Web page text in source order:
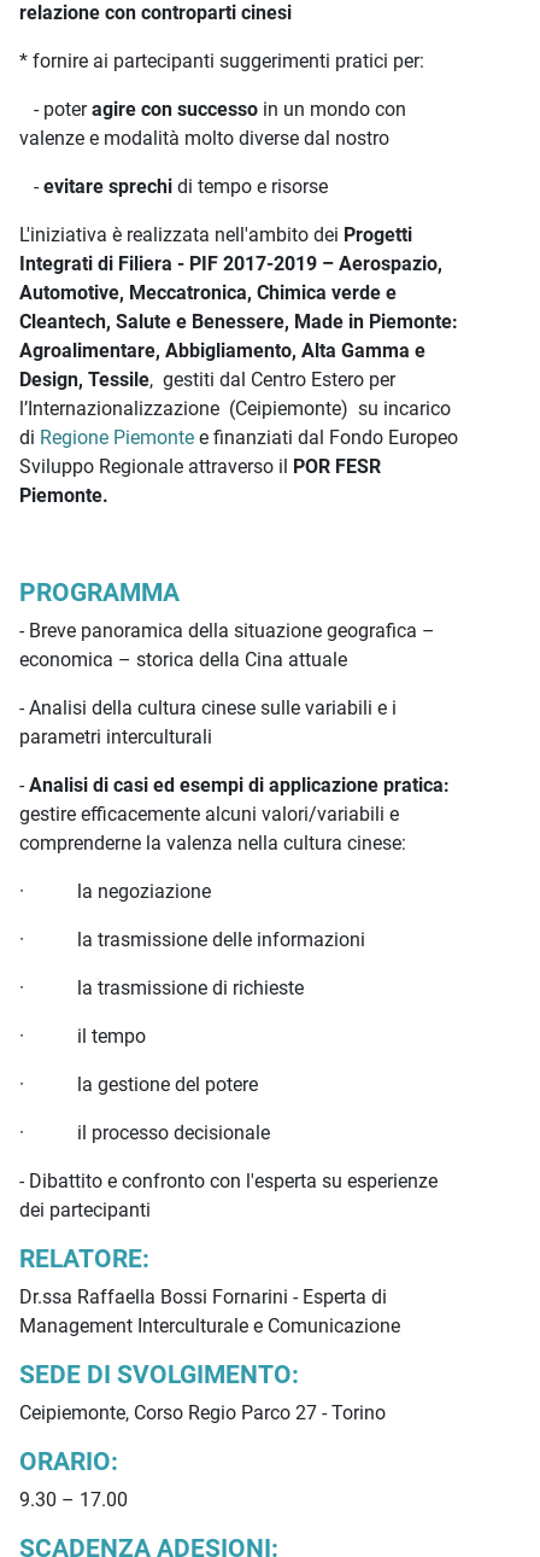
relazione con controparti cinesi
* fornire ai partecipanti suggerimenti pratici per:
- poteragire con successo in un mondo con
valenze e modalità molto diverse dal nostro
-evitare sprechi di tempo e risorse
L'iniziativa è realizzata nell'ambito dei Progetti
Integrati di Filiera - PIF 2017-2019 – Aerospazio,
Automotive, Meccatronica, Chimica verde e
Cleantech, Salute e Benessere, Made in Piemonte:
Agroalimentare, Abbigliamento, Alta Gamma e
Design, Tessile, gestiti dal Centro Estero per
l’Internazionalizzazione (Ceipiemonte) su incarico
di Regione Piemonte e finanziati dal Fondo Europeo
Sviluppo Regionale attraverso il POR FESR
Piemonte.
PROGRAMMA
- Breve panoramica della situazione geografica –
economica – storica della Cina attuale
- Analisi della cultura cinese sulle variabili e i
parametri interculturali
-Analisi di casi ed esempi di applicazione pratica:
gestire efficacemente alcuni valori/variabili e
comprenderne la valenza nella cultura cinese:
· la negoziazione
· la trasmissione delle informazioni
· la trasmissione di richieste
· il tempo
· la gestione del potere
· il processo decisionale
- Dibattito e confronto con l'esperta su esperienze
dei partecipanti
RELATORE:
Dr.ssa Raffaella Bossi Fornarini - Esperta di
Management Interculturale e Comunicazione
SEDE DI SVOLGIMENTO:
Ceipiemonte, Corso Regio Parco 27 - Torino
ORARIO:
9.30 – 17.00
SCADENZA ADESIONI: